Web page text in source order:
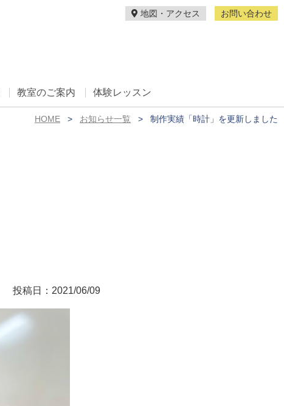
地図・アクセス お問い合わせ
教室のご案内 体験レッスン
HOME お知らせ一覧 制作実績「時計」を更新しました
投稿日：2021/06/09